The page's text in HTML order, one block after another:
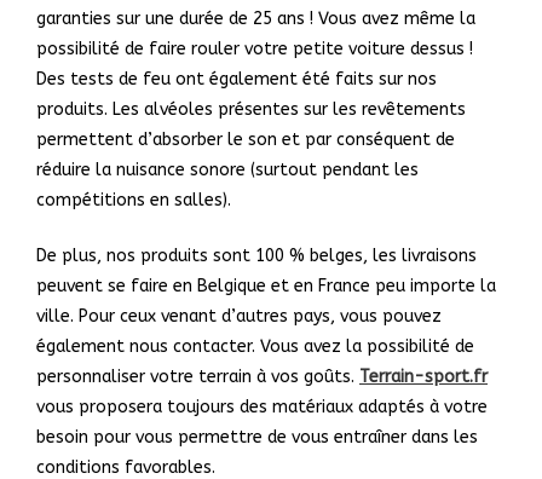
garanties sur une durée de 25 ans ! Vous avez même la
possibilité de faire rouler votre petite voiture dessus !
Des tests de feu ont également été faits sur nos
produits. Les alvéoles présentes sur les revêtements
permettent d’absorber le son et par conséquent de
réduire la nuisance sonore (surtout pendant les
compétitions en salles).
De plus, nos produits sont 100 % belges, les livraisons
peuvent se faire en Belgique et en France peu importe la
ville. Pour ceux venant d’autres pays, vous pouvez
également nous contacter. Vous avez la possibilité de
personnaliser votre terrain à vos goûts. Terrain-sport.fr
vous proposera toujours des matériaux adaptés à votre
besoin pour vous permettre de vous entraîner dans les
conditions favorables.